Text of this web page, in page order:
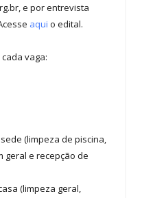
, e por entrevista
aqui o edital.
vaga:
(limpeza de piscina,
geral e recepção de
(limpeza geral,